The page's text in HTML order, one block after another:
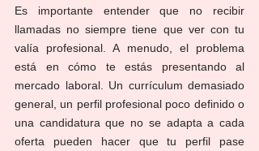
Es importante entender que no recibir
llamadas no siempre tiene que ver con tu
valía profesional. A menudo, el problema
está en cómo te estás presentando al
mercado laboral. Un currículum demasiado
general, un perfil profesional poco definido o
una candidatura que no se adapta a cada
oferta pueden hacer que tu perfil pase